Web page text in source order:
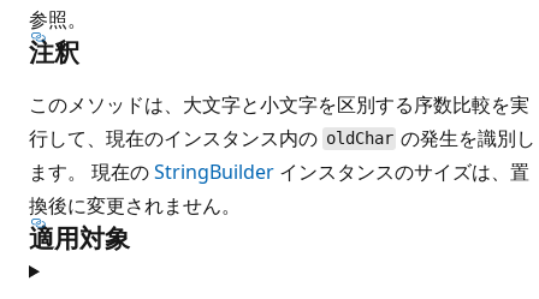
参照。
注釈
このメソッドは、大文字と小文字を区別する序数比較を実
行して、現在のインスタンス内の oldChar の発生を識別し
ます。 現在のStringBuilder インスタンスのサイズは、置
換後に変更されません。
適用対象